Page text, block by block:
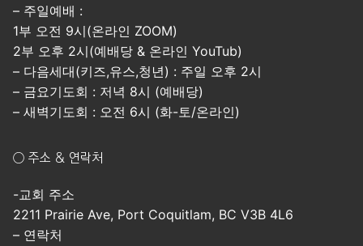
– 주일예배 :
1부 오전 9시(온라인 ZOOM)
2부 오후 2시(예배당 & 온라인 YouTub)
– 다음세대(키즈,유스,청년) : 주일 오후 2시
– 금요기도회 : 저녁 8시 (예배당)
– 새벽기도회 : 오전 6시 (화-토/온라인)
○ 주소 & 연락처
-교회 주소
2211 Prairie Ave, Port Coquitlam, BC V3B 4L6
– 연락처